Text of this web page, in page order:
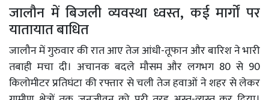
जालौन में बिजली व्यवस्था ध्वस्त, कई मार्गों पर
यातायात बाधित
जालौन में गुरुवार की रात आए तेज आंधी-तूफान और बारिश ने भारी
तबाही मचा दी। अचानक बदले मौसम और लगभग 80 से 90
किलोमीटर प्रतिघंटा की रफ्तार से चली तेज हवाओं ने शहर से लेकर